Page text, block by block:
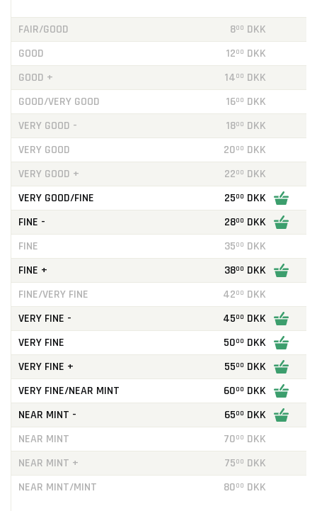
FAIR/GOOD 800 DKK
GOOD
1200 DKK
GOOD +
1400 DKK
GOOD/VERY GOOD
1600 DKK
VERY GOOD -
1800 DKK
VERY GOOD
2000 DKK
VERY GOOD +
2200 DKK
VERY GOOD/FINE
2500 DKK
FINE -
2800 DKK
FINE
3500 DKK
FINE +
3800 DKK
FINE/VERY FINE
4200 DKK
VERY FINE -
4500 DKK
VERY FINE
5000 DKK
VERY FINE +
5500 DKK
VERY FINE/NEAR MINT
6000 DKK
NEAR MINT -
6500 DKK
NEAR MINT
7000 DKK
NEAR MINT +
7500 DKK
NEAR MINT/MINT
8000 DKK